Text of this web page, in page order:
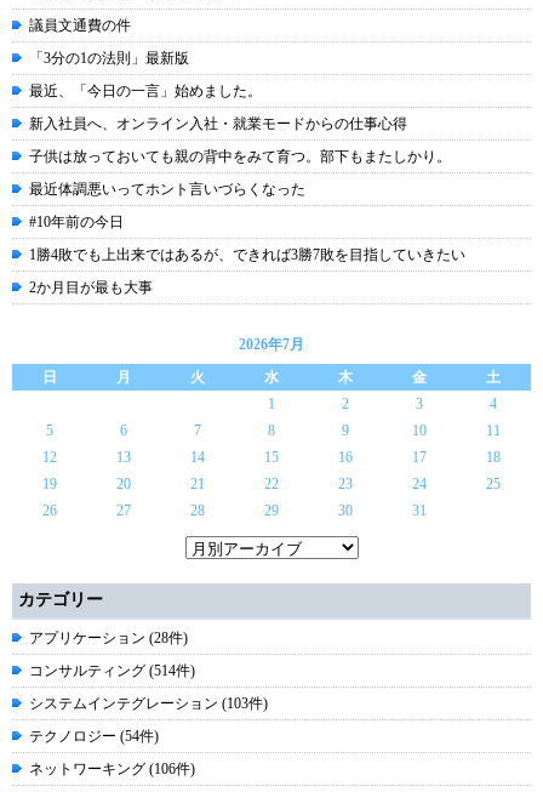
議員文通費の件
「3分の1の法則」最新版
最近、「今日の一言」始めました。
新入社員へ、オンライン入社・就業モードからの仕事心得
子供は放っておいても親の背中をみて育つ。部下もまたしかり。
最近体調悪いってホント言いづらくなった
#10年前の今日
1勝4敗でも上出来ではあるが、できれば3勝7敗を目指していきたい
2か月目が最も大事
2026年7月
日
月 火 水 木 金
土
1
2 3
4
5
6 7 8 9 10
11
12
13 14 15 16 17
18
19
20 21 22 23 24
25
26
27 28 29 30 31
カテゴリー
アプリケーション (28件)
コンサルティング (514件)
システムインテグレーション (103件)
テクノロジー (54件)
ネットワーキング (106件)